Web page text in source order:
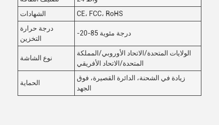
الشهادات
CE، FCC، RoHS
درجة حرارة
التخزين
-20-85 درجة مئوية
نوع الشاشة
الولايات المتحدة/الاتحاد الأوروبي/المملكة
المتحدة/الاتحاد الأفريقي
الحماية
زيادة في الشحنة، الدائرة القصيرة، فوق
الجهد